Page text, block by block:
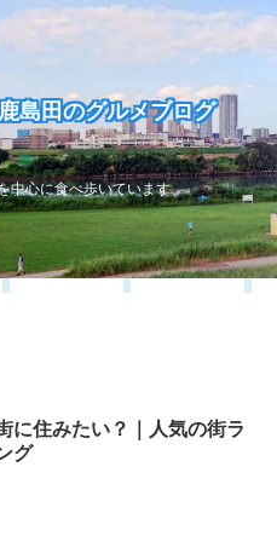
島田のグルメブログ
中心に食べ歩いています
に住みたい？｜人気の街ラ
グ